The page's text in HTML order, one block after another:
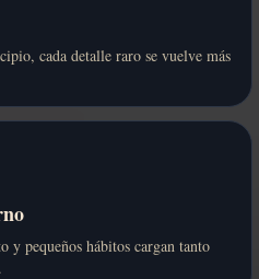
cada detalle raro se vuelve más
y pequeños hábitos cargan tanto